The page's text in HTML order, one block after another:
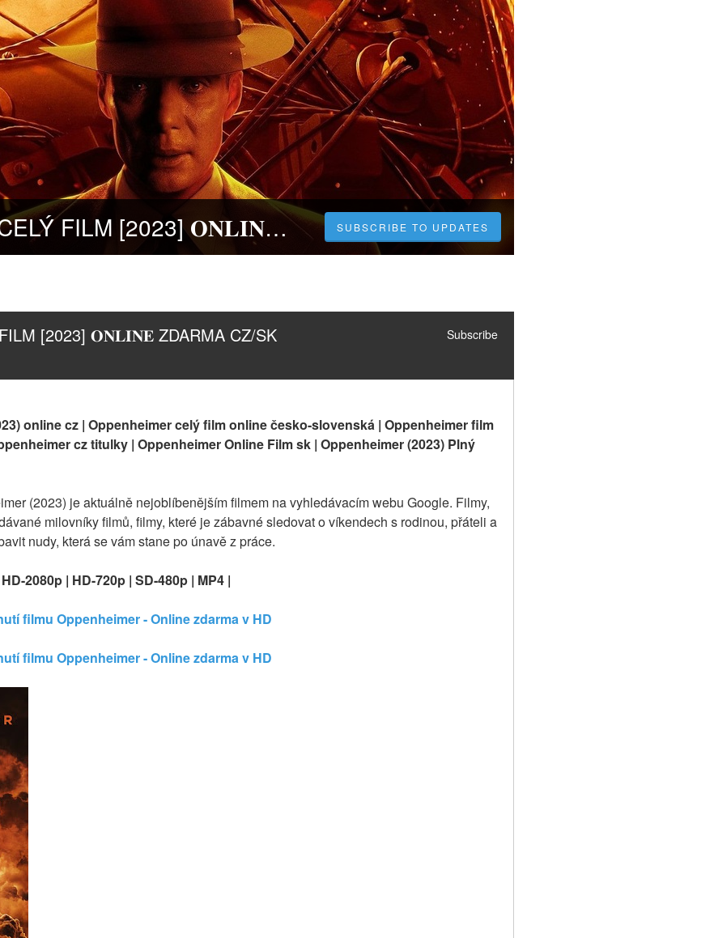
Oppenheimer | CELÝ FILM [2023] 𝐎𝐍𝐋𝐈𝐍𝐄 ZDARMA CZ/SK DABING I TITULKY SUBSCRIBE TO UPDATES
[2023] 𝐎𝐍𝐋𝐈𝐍𝐄 ZDARMA CZ/SK
Subscribe
online cz | Oppenheimer celý film online česko-slovenská | Oppenheimer film
cz titulky | Oppenheimer Online Film sk | Oppenheimer (2023) Plný
(2023) je aktuálně nejoblíbenějším filmem na vyhledávacím webu Google. Filmy,
milovníky filmů, filmy, které je zábavné sledovat o víkendech s rodinou, přáteli a
nudy, která se vám stane po únavě z práce.
2080p | HD-720p | SD-480p | MP4 |
filmu Oppenheimer - Online zdarma v HD
filmu Oppenheimer - Online zdarma v HD